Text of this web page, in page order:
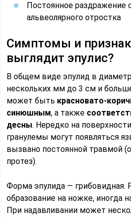
Постоянное раздражение
альвеолярного отростка
Симптомы и
выглядит эпулис?
В общем виде эпулид в
нескольких мм до 3 см и
может быть красновато-
синюшным, а также
десны. Нередко на
гранулемы могут появляться
вызвано постоянной травмой
протез).
Форма эпулида — грибовидная.
образование на ножке, иногда
При надавливании может